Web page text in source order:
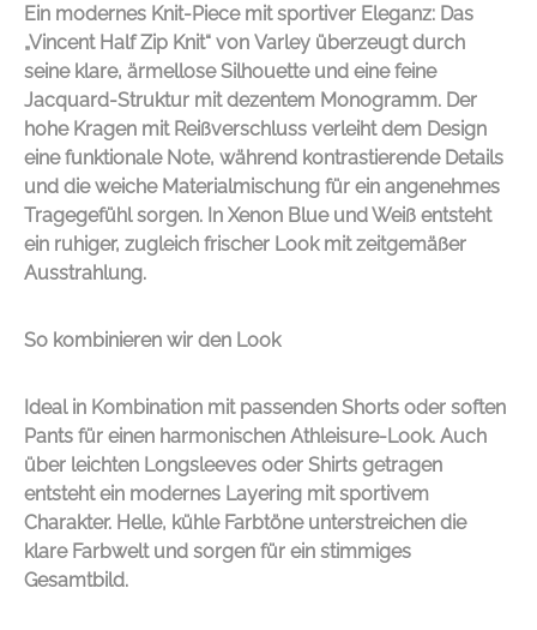
Ein modernes Knit-Piece mit sportiver Eleganz: Das
„Vincent Half Zip Knit“ von Varley überzeugt durch
seine klare, ärmellose Silhouette und eine feine
Jacquard-Struktur mit dezentem Monogramm. Der
hohe Kragen mit Reißverschluss verleiht dem Design
eine funktionale Note, während kontrastierende Details
und die weiche Materialmischung für ein angenehmes
Tragegefühl sorgen. In Xenon Blue und Weiß entsteht
ein ruhiger, zugleich frischer Look mit zeitgemäßer
Ausstrahlung.
So kombinieren wir den Look
Ideal in Kombination mit passenden Shorts oder soften
Pants für einen harmonischen Athleisure-Look. Auch
über leichten Longsleeves oder Shirts getragen
entsteht ein modernes Layering mit sportivem
Charakter. Helle, kühle Farbtöne unterstreichen die
klare Farbwelt und sorgen für ein stimmiges
Gesamtbild.